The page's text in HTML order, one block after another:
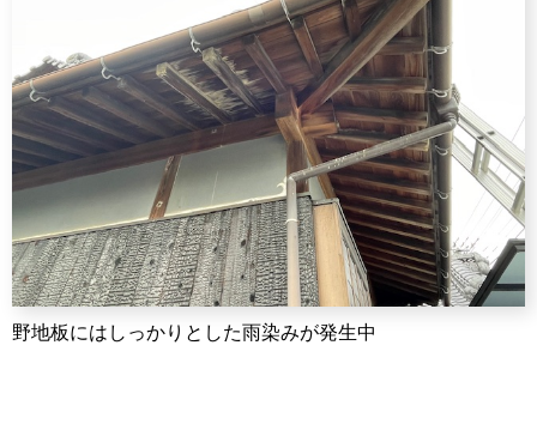
野地板にはしっかりとした雨染みが発生中